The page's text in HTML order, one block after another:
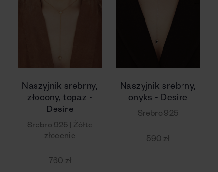
Naszyjnik srebrny,
złocony, topaz -
Desire
Srebro 925 | Żółte
złocenie
760 zł
Naszyjnik srebrny,
onyks - Desire
Srebro 925
590 zł